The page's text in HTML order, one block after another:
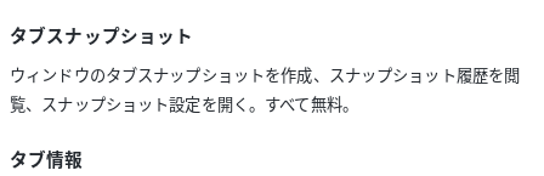
タブスナップショット
ウィンドウのタブスナップショットを作成、スナップショット履歴を閲
覧、スナップショット設定を開く。すべて無料。
タブ情報